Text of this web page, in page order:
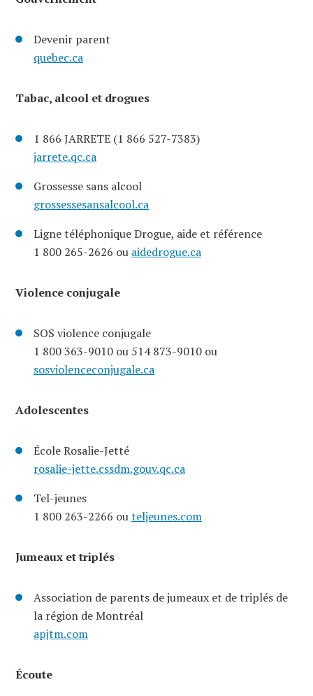
Devenir parent
quebec.ca
Tabac, alcool et drogues
1 866 JARRETE (1 866 527-7383)
jarrete.qc.ca
Grossesse sans alcool
grossessesansalcool.ca
Ligne téléphonique Drogue, aide et référence
1 800 265-2626 ou aidedrogue.ca
Violence conjugale
SOS violence conjugale
1 800 363-9010 ou 514 873-9010 ou
sosviolenceconjugale.ca
Adolescentes
École Rosalie-Jetté
rosalie-jette.cssdm.gouv.qc.ca
Tel-jeunes
1 800 263-2266 outeljeunes.com
Jumeaux et triplés
Association de parents de jumeaux et de triplés de
la région de Montréal
apjtm.com
Écoute